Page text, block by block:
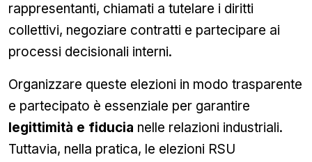
rappresentanti, chiamati a tutelare i diritti
collettivi, negoziare contratti e partecipare ai
processi decisionali interni.
Organizzare queste elezioni in modo trasparente
e partecipato è essenziale per garantire
legittimità e fiducia nelle relazioni industriali.
Tuttavia, nella pratica, le elezioni RSU